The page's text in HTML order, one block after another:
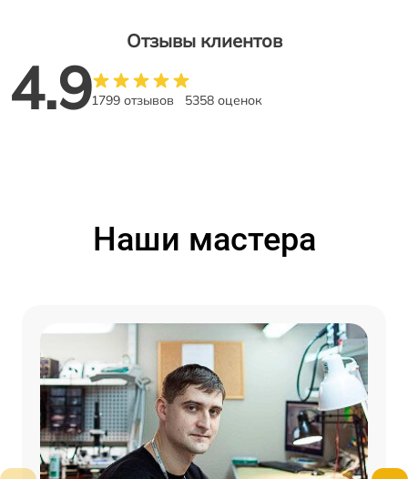
Отзывы клиентов
4.91799 отзывов 5358 оценок
Наши мастера